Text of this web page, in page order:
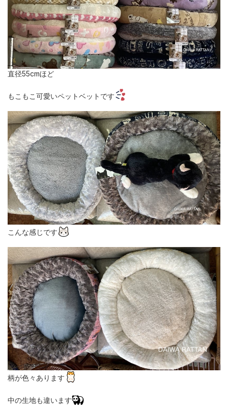
直径55cmほど
もこもこ可愛いペットベットです
こんな感じです
柄が色々あります
中の生地も違います